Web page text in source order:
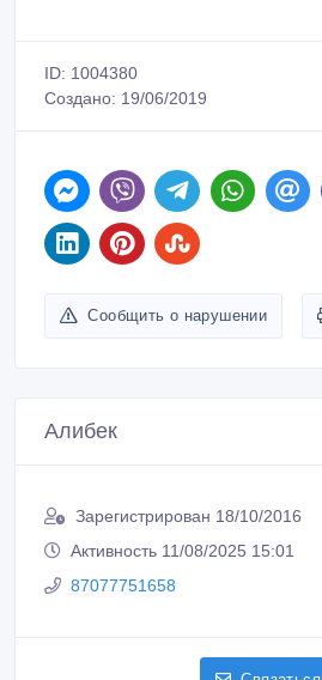
ID: 1004380
Создано: 19/06/2019
Сообщить о нарушении
Алибек
Зарегистрирован 18/10/2016
Активность 11/08/2025 15:01
87077751658